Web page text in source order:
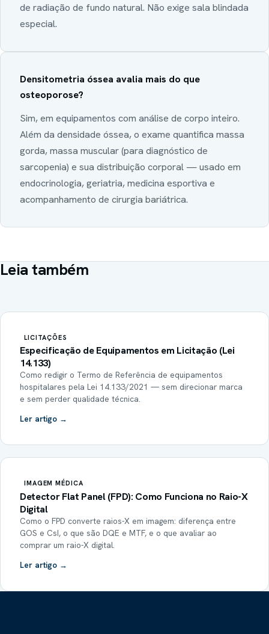
de radiação de fundo natural. Não exige sala blindada
especial.
Densitometria óssea avalia mais do que
osteoporose?
Sim, em equipamentos com análise de corpo inteiro.
Além da densidade óssea, o exame quantifica massa
gorda, massa muscular (para diagnóstico de
sarcopenia) e sua distribuição corporal — usado em
endocrinologia, geriatria, medicina esportiva e
acompanhamento de cirurgia bariátrica.
Leia também
LICITAÇÕES
Especificação de Equipamentos em Licitação (Lei
14.133)
Como redigir o Termo de Referência de equipamentos
hospitalares pela Lei 14.133/2021 — sem direcionar marca
e sem perder qualidade técnica.
Ler artigo →
IMAGEM MÉDICA
Detector Flat Panel (FPD): Como Funciona no Raio-X
Digital
Como o FPD converte raios-X em imagem: diferença entre
GOS e CsI, o que são DQE e MTF, e o que avaliar ao
comprar um raio-X digital.
Ler artigo →